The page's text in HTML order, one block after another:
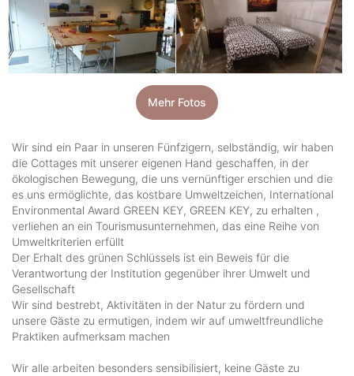
Mehr Fotos
Wir sind ein Paar in unseren Fünfzigern, selbständig, wir haben
die Cottages mit unserer eigenen Hand geschaffen, in der
ökologischen Bewegung, die uns vernünftiger erschien und die
es uns ermöglichte, das kostbare Umweltzeichen, International
Environmental Award GREEN KEY, GREEN KEY, zu erhalten ,
verliehen an ein Tourismusunternehmen, das eine Reihe von
Umweltkriterien erfüllt
Der Erhalt des grünen Schlüssels ist ein Beweis für die
Verantwortung der Institution gegenüber ihrer Umwelt und
Gesellschaft
Wir sind bestrebt, Aktivitäten in der Natur zu fördern und
unsere Gäste zu ermutigen, indem wir auf umweltfreundliche
Praktiken aufmerksam machen
Wir alle arbeiten besonders sensibilisiert, keine Gäste zu